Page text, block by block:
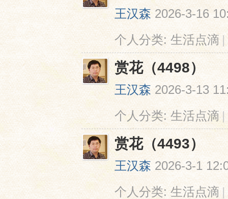
王汉森 2026-3-16
个人分类: 生活点滴 |
赏花（4498）
王汉森 2026-3-13
个人分类:生活点滴 |
赏花（4493）
王汉森 2026-3-1
个人分类: 生活点滴 |